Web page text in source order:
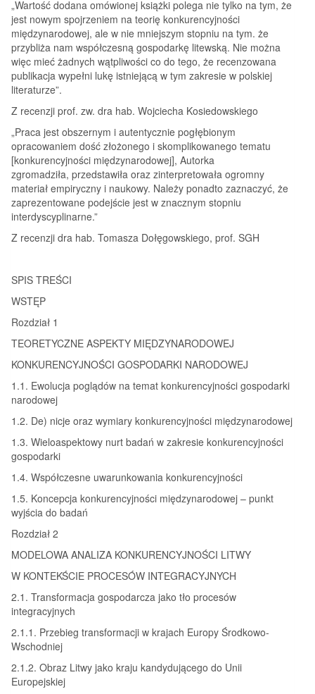
„Wartość dodana omówionej książki polega nie tylko na tym, że
jest nowym spojrzeniem na teorię konkurencyjności
międzynarodowej, ale w nie mniejszym stopniu na tym. że
przybliża nam współczesną gospodarkę litewską. Nie można
więc mieć żadnych wątpliwości co do tego, że recenzowana
publikacja wypełni lukę istniejącą w tym zakresie w polskiej
literaturze”.
Z recenzji prof. zw. dra hab. Wojciecha Kosiedowskiego
„Praca jest obszernym i autentycznie pogłębionym
opracowaniem dość złożonego i skomplikowanego tematu
[konkurencyjności międzynarodowej], Autorka
zgromadziła, przedstawiła oraz zinterpretowała ogromny
materiał empiryczny i naukowy. Należy ponadto zaznaczyć, że
zaprezentowane podejście jest w znacznym stopniu
interdyscyplinarne.”
Z recenzji dra hab. Tomasza Dołęgowskiego, prof. SGH
SPIS TREŚCI
WSTĘP
Rozdział 1
TEORETYCZNE ASPEKTY MIĘDZYNARODOWEJ
KONKURENCYJNOŚCI GOSPODARKI NARODOWEJ
1.1. Ewolucja poglądów na temat konkurencyjności gospodarki
narodowej
1.2. De) nicje oraz wymiary konkurencyjności międzynarodowej
1.3. Wieloaspektowy nurt badań w zakresie konkurencyjności
gospodarki
1.4. Współczesne uwarunkowania konkurencyjności
1.5. Koncepcja konkurencyjności międzynarodowej – punkt
wyjścia do badań
Rozdział 2
MODELOWA ANALIZA KONKURENCYJNOŚCI LITWY
W KONTEKŚCIE PROCESÓW INTEGRACYJNYCH
2.1. Transformacja gospodarcza jako tło procesów
integracyjnych
2.1.1. Przebieg transformacji w krajach Europy Środkowo-
Wschodniej
2.1.2. Obraz Litwy jako kraju kandydującego do Unii
Europejskiej